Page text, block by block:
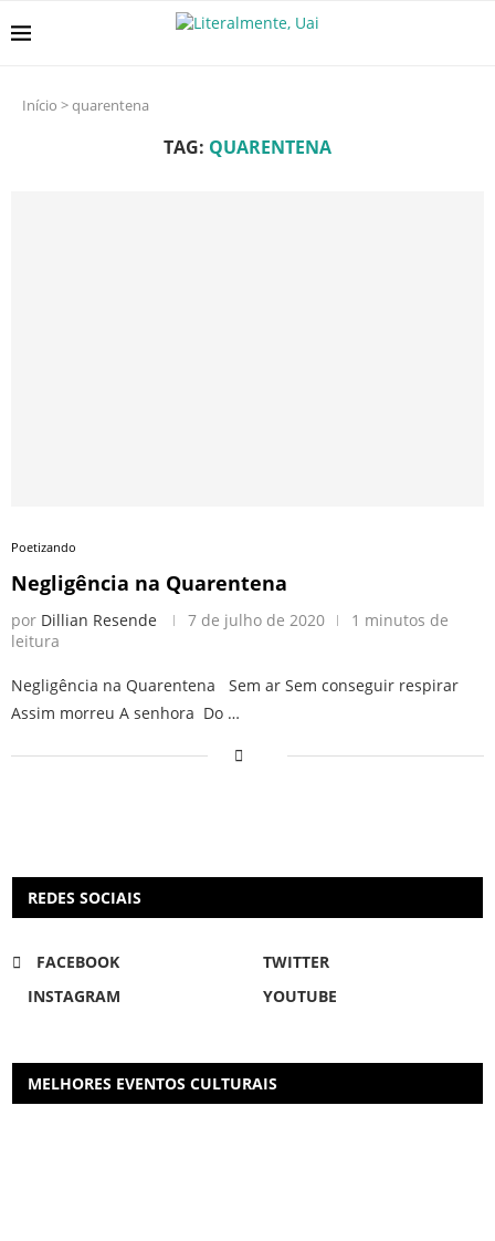
Início >quarentena
TAG: QUARENTENA
Poetizando
Negligência na Quarentena
por Dillian Resende 7 de julho de 2020
1 minutos de
leitura
Negligência na Quarentena Sem ar Sem conseguir respirar
Assim morreu A senhora Do …
REDES SOCIAIS
FACEBOOK
TWITTER
INSTAGRAM
YOUTUBE
MELHORES EVENTOS CULTURAIS